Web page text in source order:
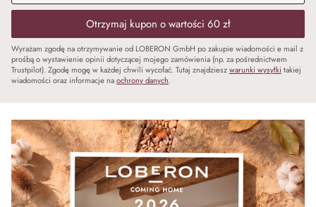
Otrzymaj kupon o wartości 60 zł
Wyrażam zgodę na otrzymywanie od LOBERON GmbH po zakupie wiadomości e mail z
prośbą o wystawienie opinii dotyczącej mojego zamówienia (np. za pośrednictwem
Trustpilot). Zgodę mogę w każdej chwili wycofać. Tutaj znajdzieszwarunki wysyłki takiej
wiadomości oraz informacje naochrony danych.